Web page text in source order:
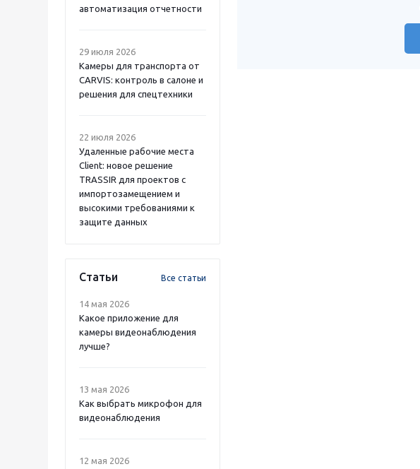
автоматизация отчетности
29 июля 2026
Камеры для транспорта от
CARVIS: контроль в салоне и
решения для спецтехники
22 июля 2026
Удаленные рабочие места
Client: новое решение
TRASSIR для проектов с
импортозамещением и
высокими требованиями к
защите данных
Статьи Все статьи
14 мая 2026
Какое приложение для
камеры видеонаблюдения
лучше?
13 мая 2026
Как выбрать микрофон для
видеонаблюдения
12 мая 2026